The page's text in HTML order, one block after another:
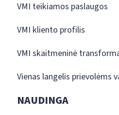
VMI teikiamos paslaugos
VMI kliento profilis
VMI skaitmeninė
Vienas langelis prievolėms
NAUDINGA